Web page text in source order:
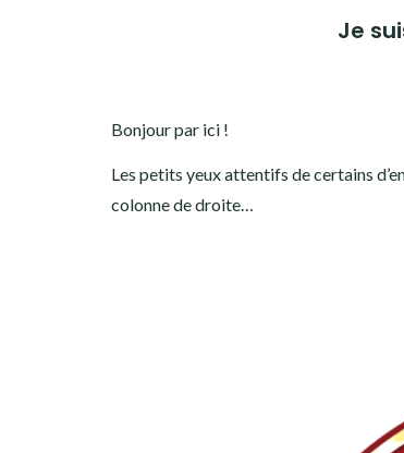
Je
Bonjour par ici !
Les petits yeux attentifs de certains
colonne de droite…